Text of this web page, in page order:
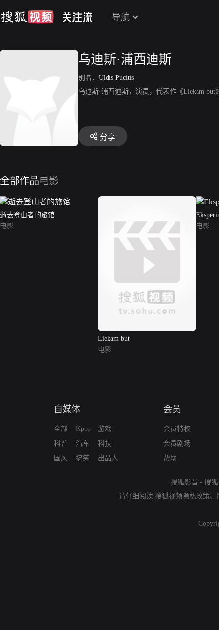
导航
乌迪斯·浦西迪斯
别名： Uldis Pucitis
乌迪斯·浦西迪斯，演员，代表作《Liekam but
分享
全部作品电影
逝去登山者的旅馆
电影
Liekam but
电影
电影
自媒体
全部
科普
国风
Kpop
汽车
搞笑
游戏
科技
出品人
会员
会员特权
会员剧场
帮助
搜狐影音 - 搜
请仔细阅读 搜狐视频隐私政策、